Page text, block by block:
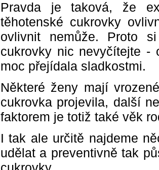
Pravda je taková, že
těhotenské cukrovky
ovlivnit nemůže. Proto
cukrovky nic nevyčítejte -
moc přejídala sladkostmi.
Některé ženy mají
cukrovka projevila, další
faktorem je totiž také věk
I tak ale určitě najdeme
udělat a preventivně tak